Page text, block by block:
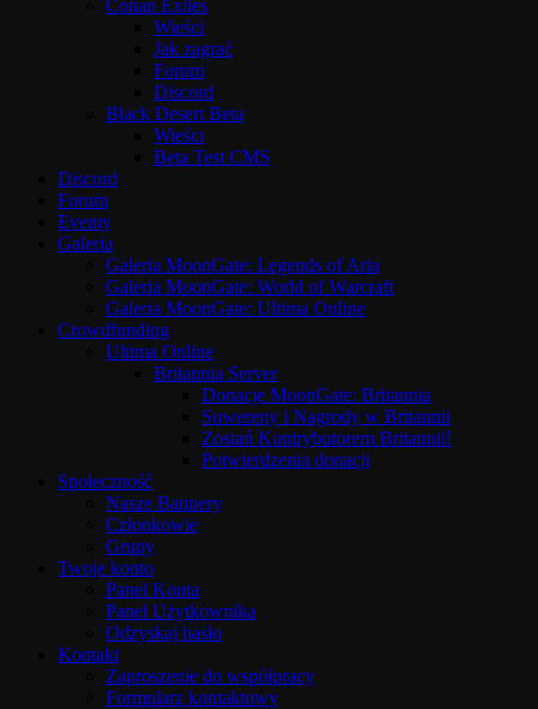
Conan Exiles
Wieści
Jak zagrać
Forum
Discord
Black Desert Beta
Wieści
Beta Test CMS
Discord
Forum
Eventy
Galeria
Galeria MoonGate: Legends of Aria
Galeria MoonGate: World of Warcraft
Galeria MoonGate: Ultima Online
Crowdfunding
Ultima Online
Britannia Server
Donacje MoonGate: Britannia
Suwereny i Nagrody w Britannii
Zostań Kontrybutorem Britannii!
Potwierdzenia donacji
Społeczność
Nasze Bannery
Członkowie
Grupy
Twoje konto
Panel Konta
Panel Użytkownika
Odzyskaj hasło
Kontakt
Zaproszenie do współpracy
Formularz kontaktowy